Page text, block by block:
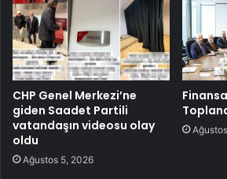
CHP Genel Merkezi’ne
giden Saadet Partili
vatandaşın videosu olay
oldu
Ağustos 5, 2026